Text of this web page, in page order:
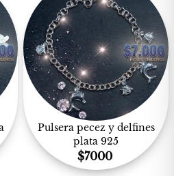
Pulsera pecez y delfines
plata 925
$7000